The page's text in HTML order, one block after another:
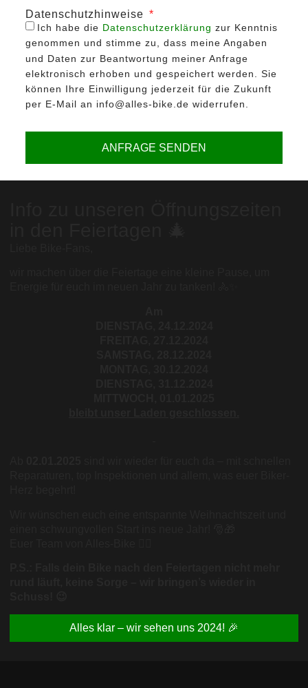
Datenschutzhinweise
Ich habe die Datenschutzerklärung zur Kenntnis
genommen und stimme zu, dass meine Angaben
und Daten zur Beantwortung meiner Anfrage
elektronisch erhoben und gespeichert werden. Sie
können Ihre Einwilligung jederzeit für die Zukunft
per E-Mail an info@alles-bike.de widerrufen.
ANFRAGE SENDEN
Alles klar – wir sehen uns 2024! 🎉